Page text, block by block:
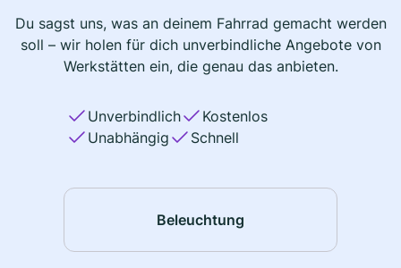
Du sagst uns, was an deinem Fahrrad gemacht werden
soll – wir holen für dich unverbindliche Angebote von
Werkstätten ein, die genau das anbieten.
Unverbindlich
Kostenlos
Unabhängig
Schnell
Beleuchtung